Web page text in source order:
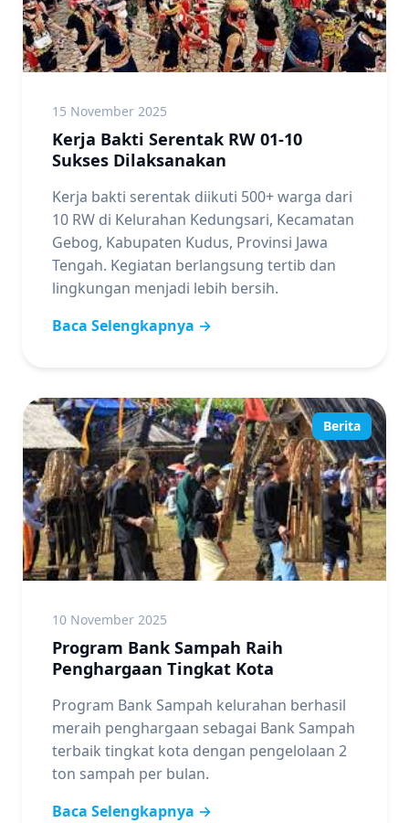
15 November 2025
Kerja Bakti Serentak RW 01-10
Sukses Dilaksanakan
Kerja bakti serentak diikuti 500+ warga dari
10 RW di Kelurahan Kedungsari, Kecamatan
Gebog, Kabupaten Kudus, Provinsi Jawa
Tengah. Kegiatan berlangsung tertib dan
lingkungan menjadi lebih bersih.
Baca Selengkapnya →
Berita
10 November 2025
Program Bank Sampah Raih
Penghargaan Tingkat Kota
Program Bank Sampah kelurahan berhasil
meraih penghargaan sebagai Bank Sampah
terbaik tingkat kota dengan pengelolaan 2
ton sampah per bulan.
Baca Selengkapnya →